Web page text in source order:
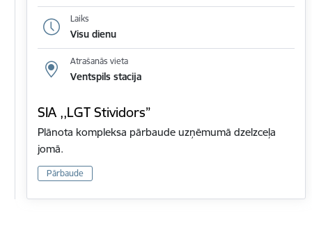
Laiks
Visu dienu
Atrašanās vieta
Ventspils stacija
SIA ,,LGT Stividors”
Plānota kompleksa pārbaude uzņēmumā dzelzceļa
jomā.
Pārbaude